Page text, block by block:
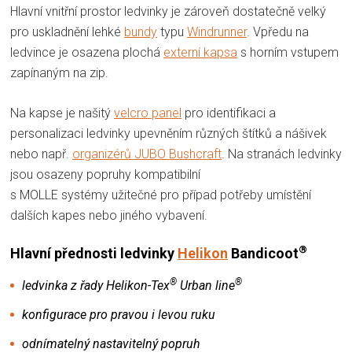
Hlavní vnitřní prostor ledvinky je zároveň dostatečně velký
pro uskladnění lehké bundy typu Windrunner. Vpředu na
ledvince je osazena plochá externí kapsa s horním vstupem
zapínaným na zip.
Na kapse je našitý velcro panel pro identifikaci a
personalizaci ledvinky upevněním různých štítků a nášivek
nebo např. organizérů JUBO Bushcraft. Na stranách ledvinky
jsou osazeny popruhy kompatibilní
s MOLLE systémy užitečné pro případ potřeby umístění
dalších kapes nebo jiného vybavení.
Hlavní přednosti ledvinky Helikon Bandicoot®
ledvinka z řady Helikon-Tex® Urban line®
konfigurace pro pravou i levou ruku
odnímatelný nastavitelný popruh